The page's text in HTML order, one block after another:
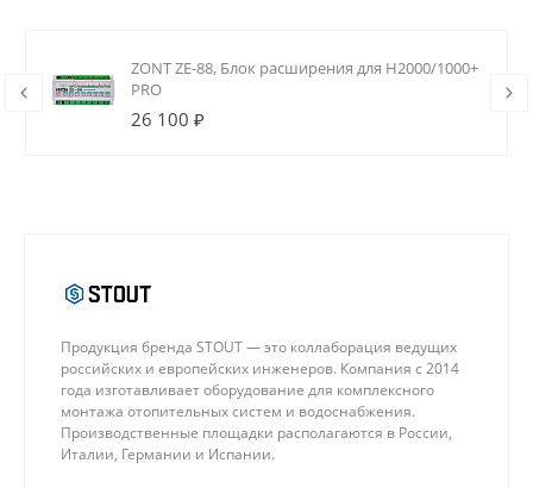
ZONT ZE-88, Блок расширения для H2000/1000+
PRO
26 100 ₽
Продукция бренда STOUT — это коллаборация ведущих
российских и европейских инженеров. Компания с 2014
года изготавливает оборудование для комплексного
монтажа отопительных систем и водоснабжения.
Производственные площадки располагаются в России,
Италии, Германии и Испании.